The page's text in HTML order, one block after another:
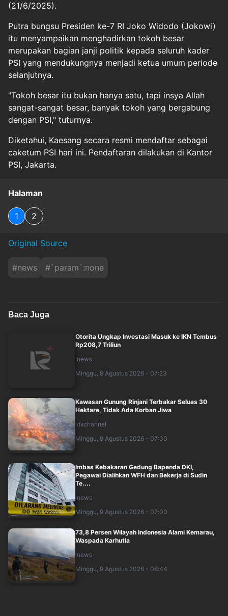
(21/6/2025).
Putra bungsu Presiden ke-7 RI Joko Widodo (Jokowi)
itu menyampaikan menghadirkan tokoh besar
merupakan bagian janji politik kepada seluruh kader
PSI yang mendukungnya menjadi ketua umum periode
selanjutnya.
"Tokoh besar itu bukan hanya satu, tapi insya Allah
sangat-sangat besar, banyak tokoh yang bergabung
dengan PSI," tuturnya.
Diketahui, Kaesang secara resmi mendaftar sebagai
caketum PSI hari ini. Pendaftaran dilakukan di Kantor
PSI, Jakarta.
Halaman
1 2
Original Source
#news #`param`:none
Baca Juga
Otorita Ungkap Investasi Masuk ke IKN Tembus
Rp208,7 Triliun
inews
Minggu, 9 Agustus 2026 - 07:23
Kawasan Gunung Rinjani Terbakar Seluas 30
Hektare, Tidak Ada Korban Jiwa
idxchannel
Minggu, 9 Agustus 2026 - 07:30
Imbas Kebakaran Gedung Bapenda DKI,
Pegawai Dialihkan WFH dan Bekerja di Sudin
Te....
inews
Minggu, 9 Agustus 2026 - 07:00
73,8 Persen Wilayah Indonesia Alami Kemarau,
Waspada Karhutla
inews
Minggu, 9 Agustus 2026 - 06:44